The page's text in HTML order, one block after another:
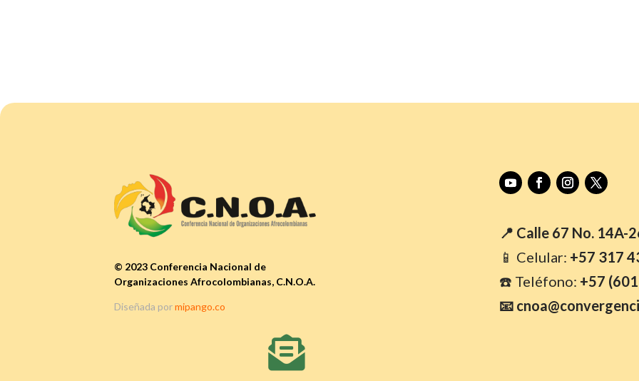
© 2023 Conferencia Nacional de
Organizaciones Afrocolombianas, C.N.O.A.
Diseñada pormipango.co

📍 Calle 67 No. 14A-
📱 Celular: +57 317
☎️ Teléfono: +57
📧